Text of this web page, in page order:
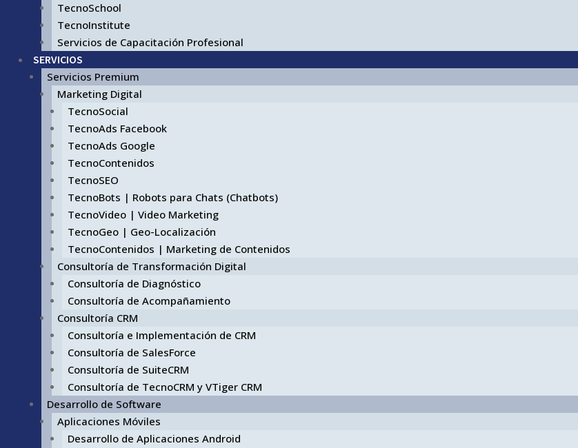
TecnoSchool
TecnoInstitute
Servicios de Capacitación Profesional
SERVICIOS
Servicios Premium
Marketing Digital
TecnoSocial
TecnoAds Facebook
TecnoAds Google
TecnoContenidos
TecnoSEO
TecnoBots | Robots para Chats (Chatbots)
TecnoVideo | Video Marketing
TecnoGeo | Geo-Localización
TecnoContenidos | Marketing de Contenidos
Consultoría de Transformación Digital
Consultoría de Diagnóstico
Consultoría de Acompañamiento
Consultoría CRM
Consultoría e Implementación de CRM
Consultoría de SalesForce
Consultoría de SuiteCRM
Consultoría de TecnoCRM y VTiger CRM
Desarrollo de Software
Aplicaciones Móviles
Desarrollo de Aplicaciones Android